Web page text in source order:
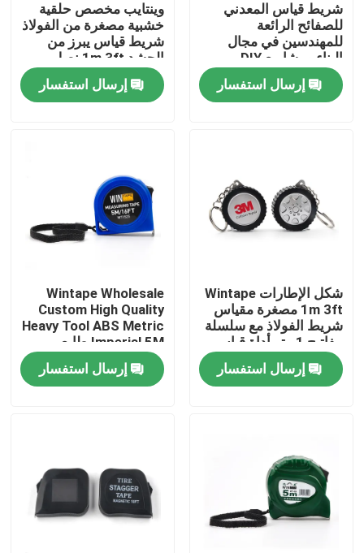
بيت
معلومات عنا
جولة في المعمل
رقابة جودة
اتصل بنا
اطلب اقتباس
شريط قياس الليزر
شريط قياس المعدني
للصفائح الرائعة
للمهندسين في مجال
البناء ومشاريع DIY
إرسال استفسار
وينتايب مخصص حلقية
خشبية مصغرة من الفولاذ
شريط قياس يبرز من
الحشد 1m 3ft نصل
أخضر لامع قياس
إرسال استفسار
شكل الإطارات Wintape
1m 3ft مصغرة مقياس
شريط الفولاذ مع سلسلة
مفاتيح 1 متر أداة قياس
محمولة للميكانيكا
إرسال استفسار
Wintape Wholesale
Custom High Quality
Heavy Tool ABS Metric
Imperial 5M طابع
مخصص لطباعة الشعار
شريط قياس فولاذي
إرسال استفسار